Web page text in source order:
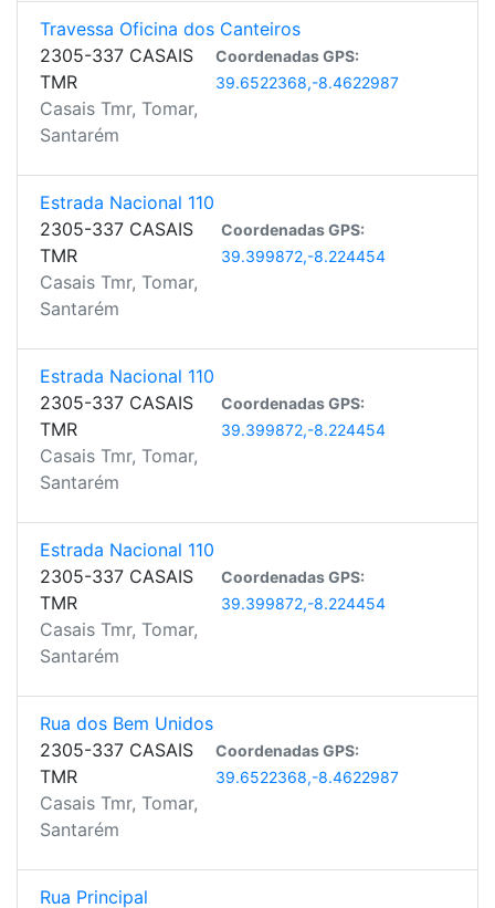
Travessa Oficina dos Canteiros
2305-337 CASAIS
TMR
Casais Tmr, Tomar,
Santarém
Coordenadas GPS:
39.6522368,-8.4622987
Estrada Nacional 110
2305-337 CASAIS
TMR
Casais Tmr, Tomar,
Santarém
Coordenadas GPS:
39.399872,-8.224454
Estrada Nacional 110
2305-337 CASAIS
TMR
Casais Tmr, Tomar,
Santarém
Coordenadas GPS:
39.399872,-8.224454
Estrada Nacional 110
2305-337 CASAIS
TMR
Casais Tmr, Tomar,
Santarém
Coordenadas GPS:
39.399872,-8.224454
Rua dos Bem Unidos
2305-337 CASAIS
TMR
Casais Tmr, Tomar,
Santarém
Coordenadas GPS:
39.6522368,-8.4622987
Rua Principal